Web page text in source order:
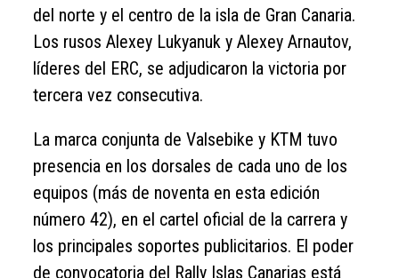
del norte y el centro de la isla de Gran Canaria.
Los rusos Alexey Lukyanuk y Alexey Arnautov,
líderes del ERC, se adjudicaron la victoria por
tercera vez consecutiva.
La marca conjunta de Valsebike y KTM tuvo
presencia en los dorsales de cada uno de los
equipos (más de noventa en esta edición
número 42), en el cartel oficial de la carrera y
los principales soportes publicitarios. El poder
de convocatoria del Rally Islas Canarias está